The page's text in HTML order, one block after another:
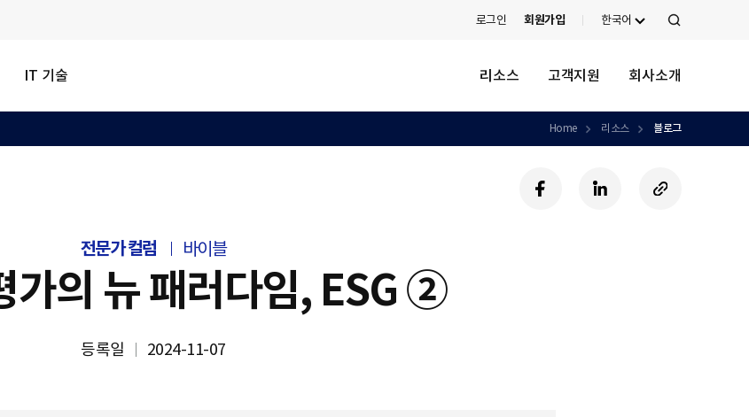
로그인 회원가입 한국어
검
IT 기술 리소스 고객지원 회사소개
Home 리소스 블로그
전문가 컬럼 바이블
가의 뉴 패러다임, ESG ②
등록일 2024-11-07